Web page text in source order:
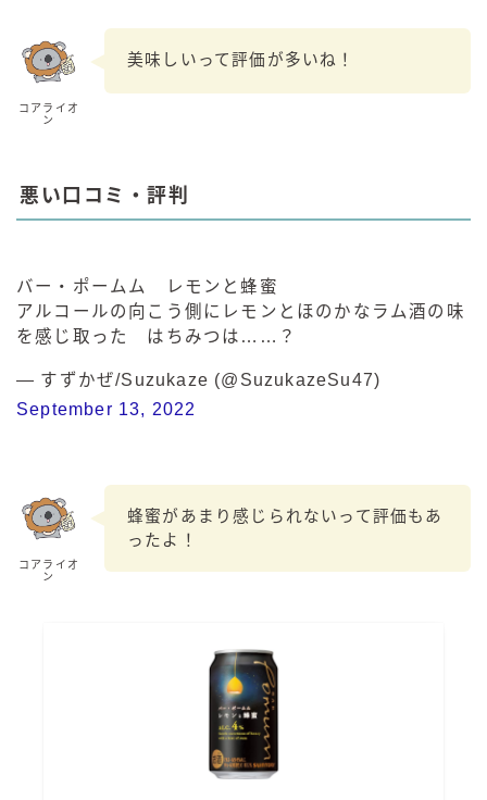
コアライオ
ン
美味しいって評価が多いね！
悪い口コミ・評判
バー・ポームム レモンと蜂蜜
アルコールの向こう側にレモンとほのかなラム酒の味
を感じ取った はちみつは……？
— すずかぜ/Suzukaze (@SuzukazeSu47)
September 13, 2022
コアライオ
ン
蜂蜜があまり感じられないって評価もあ
ったよ！